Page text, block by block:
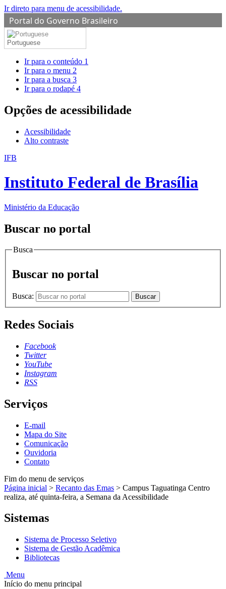
Ir direto para menu de acessibilidade.
Portal do Governo Brasileiro
Portuguese
Ir para o conteúdo 1
Ir para o menu 2
Ir para a busca 3
Ir para o rodapé 4
Opções de acessibilidade
Acessibilidade
Alto contraste
IFB
Instituto Federal de Brasília
Ministério da Educação
Buscar no portal
Busca
Buscar no portal
Busca: Buscar
Redes Sociais
Facebook
Twitter
YouTube
Instagram
RSS
Serviços
E-mail
Mapa do Site
Comunicação
Ouvidoria
Contato
Fim do menu de serviços
Página inicial > Recanto das Emas > Campus Taguatinga Centro
realiza, até quinta-feira, a Semana da Acessibilidade
Sistemas
Sistema de Processo Seletivo
Sistema de Gestão Acadêmica
Bibliotecas
Menu
Início do menu principal